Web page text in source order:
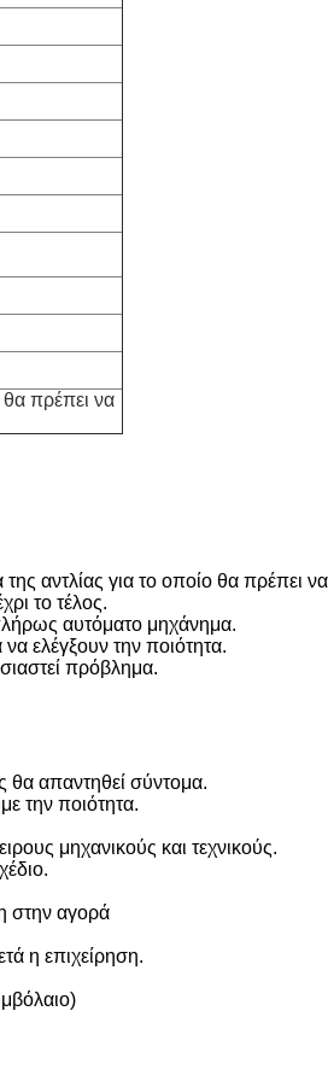
πρέπει να
αντλίας για το οποίο θα πρέπει
το τέλος.
αυτόματο μηχάνημα.
ελέγξουν την ποιότητα.
πρόβλημα.
θα απαντηθεί σύντομα.
την ποιότητα.
μηχανικούς και τεχνικούς.
στην αγορά
η επιχείρηση.